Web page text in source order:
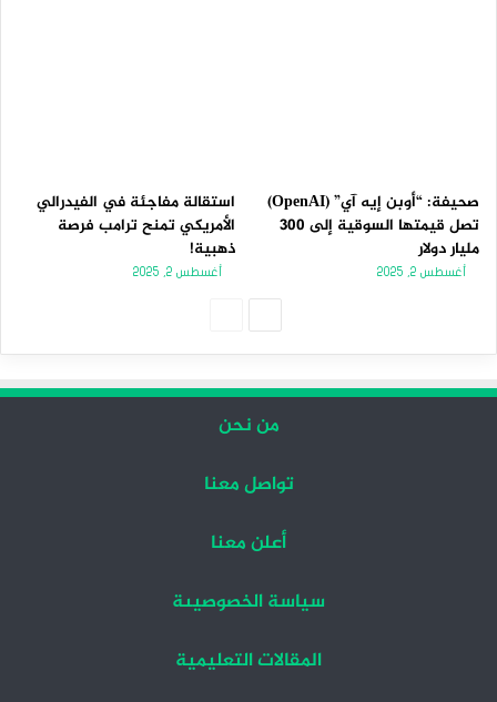
صحيفة: “أوبن إيه آي” (OpenAI)
تصل قيمتها السوقية إلى 300
مليار دولار
أغسطس 2, 2025
استقالة مفاجئة في الفيدرالي
الأمريكي تمنح ترامب فرصة
ذهبية!
أغسطس 2, 2025
من نحن
تواصل معنا
أعلن معنا
سياسة الخصوصيىة
المقالات التعليمية